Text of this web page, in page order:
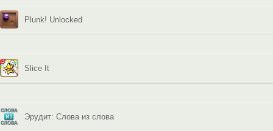
Plunk! Unlocked
Slice It
Эрудит: Слова из слова